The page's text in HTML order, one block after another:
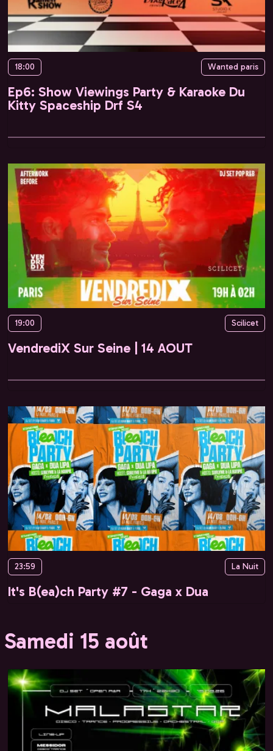
18:00 Wanted paris
Ep6: Show Viewings Party & Karaoke Du
Kitty Spaceship Drf S4
19:00 Scilicet
VendrediX Sur Seine | 14 AOUT
23:59 La Nuit
It's B(ea)ch Party #7 - Gaga x Dua
Samedi 15 août